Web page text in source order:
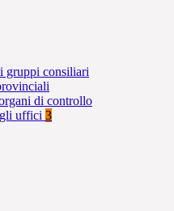
gruppi consiliari
di controllo
uffici 3